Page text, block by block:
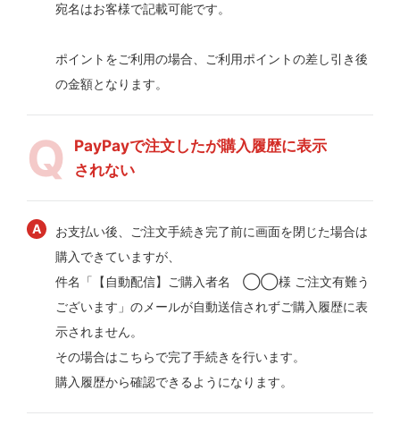
宛名はお客様で記載可能です。
ポイントをご利用の場合、ご利用ポイントの差し引き後
の金額となります。
PayPayで注文したが購入履歴に表示
されない
お支払い後、ご注文手続き完了前に画面を閉じた場合は
購入できていますが、
件名「【自動配信】ご購入者名 ◯◯様 ご注文有難う
ございます」のメールが自動送信されずご購入履歴に表
示されません。
その場合はこちらで完了手続きを行います。
購入履歴から確認できるようになります。